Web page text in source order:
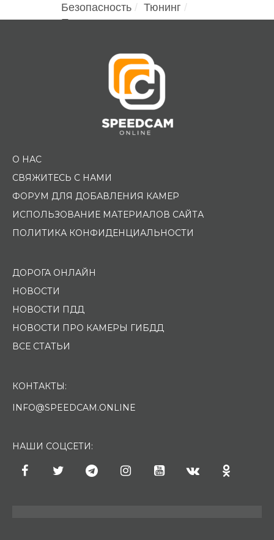
Безопасность
Тюнинг
Помощь водителю
О НАС
СВЯЖИТЕСЬ С НАМИ
ФОРУМ ДЛЯ ДОБАВЛЕНИЯ КАМЕР
ИСПОЛЬЗОВАНИЕ МАТЕРИАЛОВ САЙТА
ПОЛИТИКА КОНФИДЕНЦИАЛЬНОСТИ
ДОРОГА ОНЛАЙН
НОВОСТИ
НОВОСТИ ПДД
НОВОСТИ ПРО КАМЕРЫ ГИБДД
ВСЕ СТАТЬИ
КОНТАКТЫ:
INFO@SPEEDCAM.ONLINE
НАШИ СОЦСЕТИ: